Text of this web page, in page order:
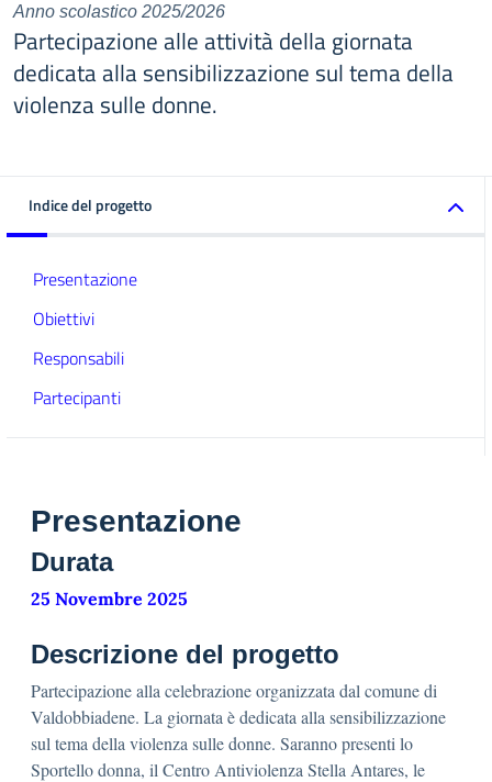
Anno scolastico 2025/2026
Partecipazione alle attività della giornata
dedicata alla sensibilizzazione sul tema della
violenza sulle donne.
Indice del progetto
Presentazione
Obiettivi
Responsabili
Partecipanti
Presentazione
Durata
25 Novembre 2025
Descrizione del progetto
Partecipazione alla celebrazione organizzata dal comune di
Valdobbiadene. La giornata è dedicata alla sensibilizzazione
sul tema della violenza sulle donne. Saranno presenti lo
Sportello donna, il Centro Antiviolenza Stella Antares, le